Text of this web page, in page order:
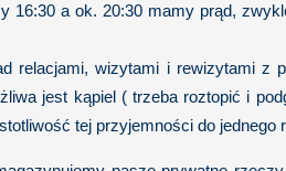
a ok. 20:30 mamy prąd,
wizytami i rewizytami z
jest kąpiel ( trzeba roztopić i
tej przyjemności do jednego